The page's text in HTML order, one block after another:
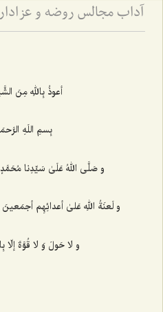
أعوذُ بِاللهِ مِنَ
بِسمِ اللَهِ
و صَلَّى اللهُ عَلَىٰ سَيِّدِنا مُحَمَّدٍ
و لَعنَةُ اللهِ عَلیٰ أعدائِهِم
و لا حَولَ وَ لا قُوَّةَ إلّا